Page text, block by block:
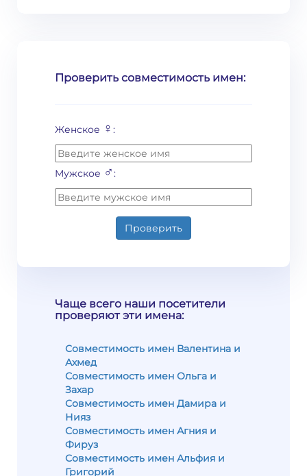
Проверить совместимость имен:
Женское ♀ :
Мужское ♂:
Проверить
Чаще всего наши посетители
проверяют эти имена:
Совместимость имен Валентина и
Ахмед
Совместимость имен Ольга и
Захар
Совместимость имен Дамира и
Нияз
Совместимость имен Агния и
Фируз
Совместимость имен Альфия и
Григорий